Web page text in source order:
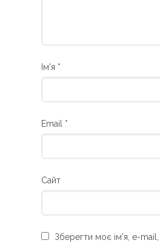
Ім'я *
Email *
Сайт
Зберегти моє ім'я, e-